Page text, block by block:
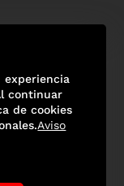
experiencia
continuar
de cookies
Aviso